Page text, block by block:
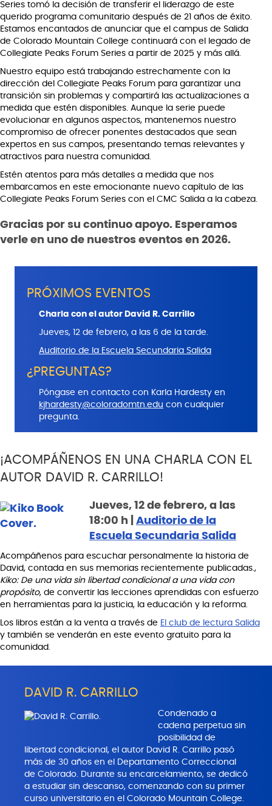
Series tomó la decisión de transferir el liderazgo de este
querido programa comunitario después de 21 años de éxito.
Estamos encantados de anunciar que el campus de Salida
de Colorado Mountain College continuará con el legado de
Collegiate Peaks Forum Series a partir de 2025 y más allá.
Nuestro equipo está trabajando estrechamente con la
dirección del Collegiate Peaks Forum para garantizar una
transición sin problemas y compartirá las actualizaciones a
medida que estén disponibles. Aunque la serie puede
evolucionar en algunos aspectos, mantenemos nuestro
compromiso de ofrecer ponentes destacados que sean
expertos en sus campos, presentando temas relevantes y
atractivos para nuestra comunidad.
Estén atentos para más detalles a medida que nos
embarcamos en este emocionante nuevo capítulo de las
Collegiate Peaks Forum Series con el CMC Salida a la cabeza.
Gracias por su continuo apoyo. Esperamos
verle en uno de nuestros eventos en 2026.
PRÓXIMOS EVENTOS
Charla con el autor David R. Carrillo
Jueves, 12 de febrero, a las 6 de la tarde.
Auditorio de la Escuela Secundaria Salida
¿PREGUNTAS?
Póngase en contacto con Karla Hardesty en
kjhardesty@coloradomtn.edu con cualquier
pregunta.
¡ACOMPÁÑENOS EN UNA CHARLA CON EL
AUTOR DAVID R. CARRILLO!
Jueves, 12 de febrero, a las
18:00 h | Auditorio de la
Escuela Secundaria Salida
Acompáñenos para escuchar personalmente la historia de
David, contada en sus memorias recientemente publicadas.,
Kiko: De una vida sin libertad condicional a una vida con
propósito, de convertir las lecciones aprendidas con esfuerzo
en herramientas para la justicia, la educación y la reforma.
Los libros están a la venta a través de El club de lectura Salida
y también se venderán en este evento gratuito para la
comunidad.
DAVID R. CARRILLO
Condenado a
cadena perpetua sin
posibilidad de
libertad condicional, el autor David R. Carrillo pasó
más de 30 años en el Departamento Correccional
de Colorado. Durante su encarcelamiento, se dedicó
a estudiar sin descanso, comenzando con su primer
curso universitario en el Colorado Mountain College.